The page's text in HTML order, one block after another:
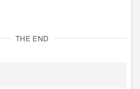
THE END